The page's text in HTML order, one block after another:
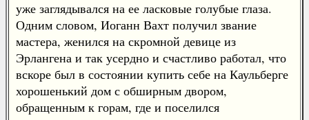
уже заглядывался на ее ласковые голубые глаза.
Одним словом, Иоганн Вахт получил звание
мастера, женился на скромной девице из
Эрлангена и так усердно и счастливо работал, что
вскоре был в состоянии купить себе на Каульберге
хорошенький дом с обширным двором,
обращенным к горам, где и поселился